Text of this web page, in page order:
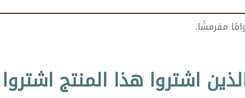
مقرمشًا.
اشتروا هذا المنتج